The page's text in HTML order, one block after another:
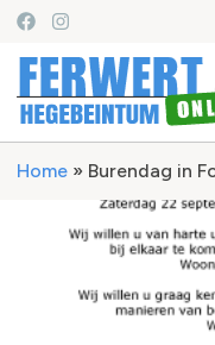
Home » Burendag in